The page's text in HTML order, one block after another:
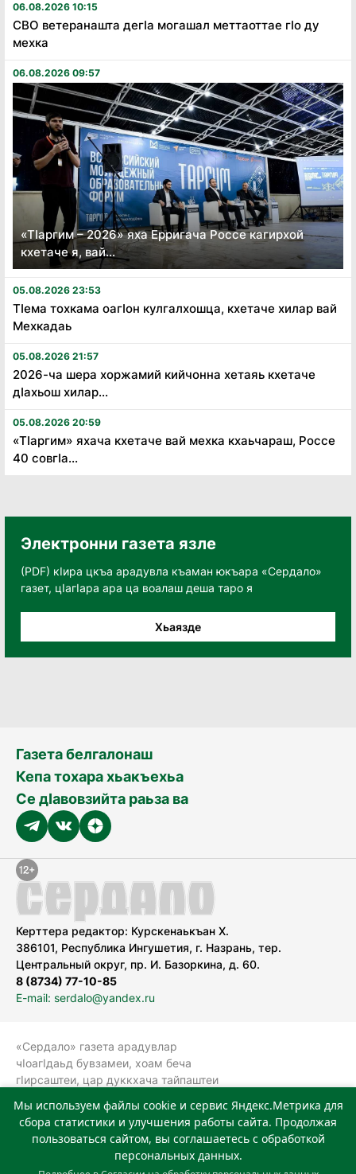
06.08.2026 10:15
СВО ветеранашта дегӏа могашал меттаоттае гӏо ду
мехка
06.08.2026 09:57
«Тӏаргим – 2026» яха Ерригача Россе кагирхой
кхетаче я, вай...
05.08.2026 23:53
Тӏема тохкама оагӏон кулгалхошца, кхетаче хилар вай
Мехкадаь
05.08.2026 21:57
2026-ча шера хоржамий кийчонна хетаяь кхетаче
дӏахьош хилар...
05.08.2026 20:59
«Тӏаргим» яхача кхетаче вай мехка кхаьчараш, Россе
40 совгӏа...
Электронни газета язле
(PDF) кӀира цкъа арадувла къаман юкъара «Сердало»
газет, цӀагӀара ара ца воалаш деша таро я
Хьаязде
Газета белгалонаш
Кепа тохара хьакъехьа
Се дӀавовзийта раьза ва
Керттера редактор: Курскенаькъан Х.
386101, Республика Ингушетия, г. Назрань, тер.
Центральный округ, пр. И. Базоркина, д. 60.
8 (8734) 77-10-85
E-mail: serdalo@yandex.ru
«Сердало» газета арадувлар
чIоагIдаьд бувзамеи, хоам беча
гIирсаштеи, цар дуккхача тайпаштеи
болхлоша (Роскомнадзор).
Реестровая запись СМИ: ЭЛ № ФС 77-
78323 от 15.05.2020 г. Учредитель:
Государственное автономное
Мы используем файлы cookie и сервис Яндекс.Метрика для
сбора статистики и улучшения работы сайта. Продолжая
пользоваться сайтом, вы соглашаетесь с обработкой
персональных данных.